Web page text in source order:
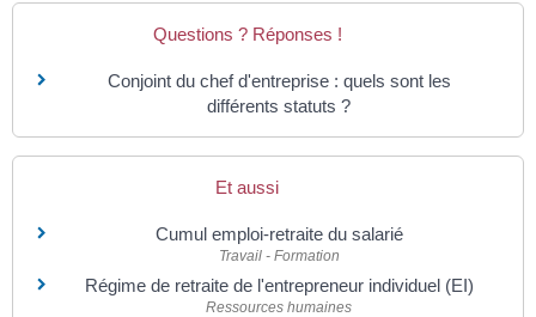
Questions ? Réponses !
Conjoint du chef d'entreprise : quels sont les
différents statuts ?
Et aussi
Cumul emploi-retraite du salarié
Travail - Formation
Régime de retraite de l'entrepreneur individuel (EI)
Ressources humaines